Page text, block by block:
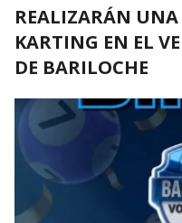
REALIZARÁN
KARTING EN EL
DE BARILOCHE